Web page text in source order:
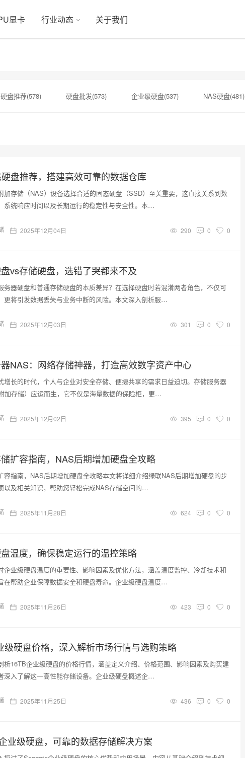
显卡 行业动态 关于我们
硬盘推荐(578) 硬盘批发(573) 企业级硬盘(537) NAS硬盘(481)
盘推荐，搭建高效可靠的数据仓库
加存储（NAS）设备选择合适的固态硬盘（SSD）至关重要，这直接关系到数
系统响应时间以及长期运行的稳定性与安全性。本…
2025年12月04日 290 0 0
vs存储硬盘，选错了哭都来不及
务器硬盘和普通存储硬盘的本质差异？在选择硬盘时若混淆两者角色，不仅可
更将引发数据丢失与业务中断的风险。本文深入剖析服…
2025年12月03日 301 0 0
NAS：网络存储神器，打造高效数字资产中心
增长的时代，个人与企业对安全存储、便捷共享的需求日益迫切。存储服务器
加存储）应运而生，它不仅是海量数据的保险柜，更…
2025年12月02日 395 0 0
扩容指南，NAS后期增加硬盘全攻略
容指南，NAS后期增加硬盘全攻略本文将详细介绍绿联NAS后期增加硬盘的步
以及相关知识，帮助您轻松完成NAS存储空间的…
2025年11月28日 624 0 0
温度，确保稳定运行的温控策略
企业级硬盘温度的重要性、影响因素及优化方法，涵盖温度监控、冷却技术和
在帮助企业保障数据安全和硬盘寿命。企业级硬盘温度…
2025年11月26日 423 0 0
级硬盘价格，深入解析市场行情与选购策略
析16TB企业级硬盘的价格行情，涵盖定义介绍、价格范围、影响因素及购买建
深入了解这一高性能存储设备。企业级硬盘概述企…
2025年11月25日 436 0 0
业级硬盘，可靠的数据存储解决方案